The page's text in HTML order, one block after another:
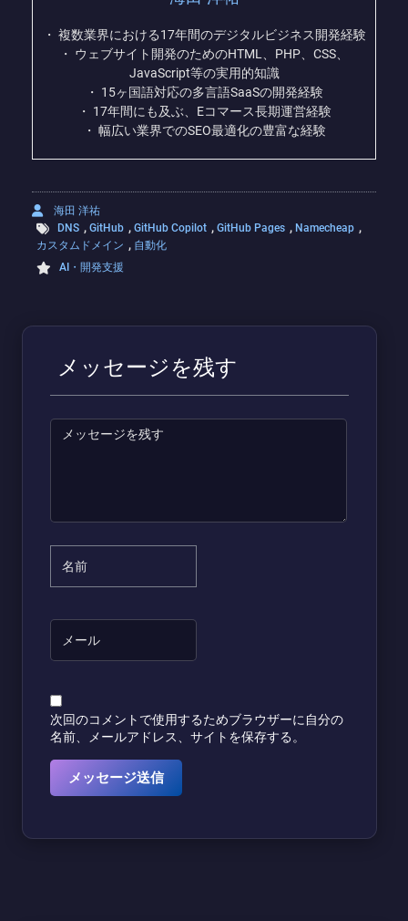
・ 複数業界における17年間のデジタルビジネス開発経験
・ ウェブサイト開発のためのHTML、PHP、CSS、
JavaScript等の実用的知識
・ 15ヶ国語対応の多言語SaaSの開発経験
・ 17年間にも及ぶ、Eコマース長期運営経験
・ 幅広い業界でのSEO最適化の豊富な経験
海田 洋祐
DNS , GitHub , GitHub Copilot , GitHub Pages , Namecheap ,
カスタムドメイン , 自動化
AI・開発支援
メッセージを残す
次回のコメントで使用するためブラウザーに自分の
名前、メールアドレス、サイトを保存する。